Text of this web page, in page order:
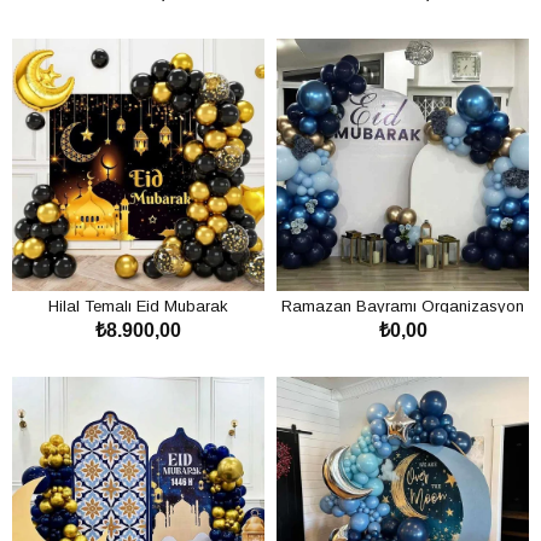
Dini bayram organizasyon süslemeleri, geniş bir ürün yelpazesine
sahiptir. Bu ürünler, özellikle bayram coşkusunu evine, iş yerine veya
toplu kutlama alanlarına taşımak isteyen herkese hitap eder.
Ramazan Bayramı Süslemeleri:Ramazan ayının manevi atmosferini
yansıtan yıldız, hilal ve cami motifli süslemelerle donatılmıştır. Bu
süslemeler, iftar sofralarını ve bayramlaşma anlarını daha özel kılar.
Kurban Bayramı Süslemeleri:Kurban Bayramı'nın neşesini ve
bereketini temsil eden süslemelerle kutlamalarınıza farklı bir dokunuş
katabilirsiniz.
Hanukkah Kutlaması, Passover Kutlaması, Christmas Organizasyon
Fiyatları ve Paskalya kutlama
süslemeleri gibi farklı dini ve kültürel
kutlamalara yönelik tasarımlarımız da mevcuttur. Bu süslemeler, farklı
inançlara sahip kişilerin özel günlerini en iyi şekilde kutlamalarına
olanak tanır.
Hilal Temalı Eid Mubarak
Ramazan Bayramı Süsleme
₺8.900,00
Ramazan Bayramı Organizasyon
Süsleme Konsepti
₺0,00